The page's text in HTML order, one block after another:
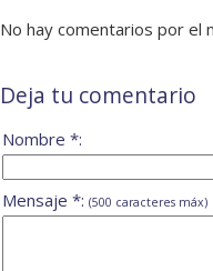
No hay comentarios por el
Deja tu comentario
Nombre *:
Mensaje *: (500 caracteres máx)